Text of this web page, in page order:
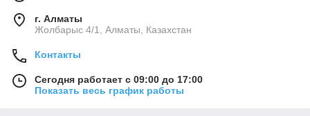
г. Алматы
Жолбарыс 4/1, Алматы, Казахстан
Контакты
Сегодня работает с 09:00 до 17:00
Показать весь график работы